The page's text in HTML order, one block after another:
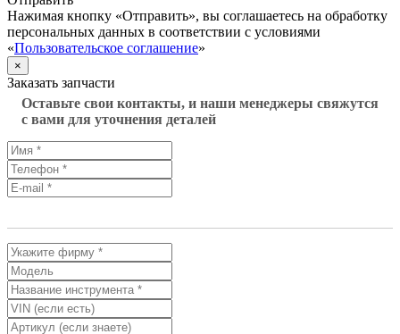
Нажимая кнопку «Отправить», вы соглашаетесь на обработку
персональных данных в соответствии с условиями
«Пользовательское соглашение»
×
Заказать запчасти
Оставьте свои контакты, и наши менеджеры свяжутся
с вами для уточнения деталей